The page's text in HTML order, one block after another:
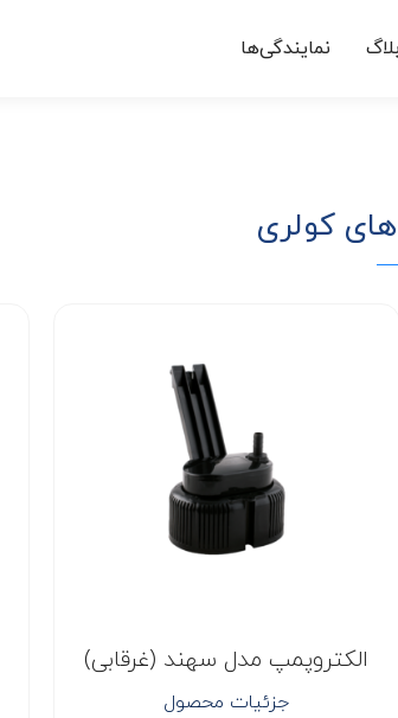
بلاگ نمایندگی‌ها
کولری
الکتروپمپ مدل سهند (غرقابی)
جزئیات محصول